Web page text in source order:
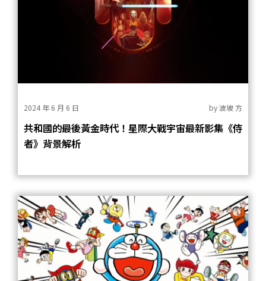
2024 年 6 月 6 日 by波坡 方
共和國的最後黃金時代！星際大戰宇宙最新影集《侍
者》背景解析